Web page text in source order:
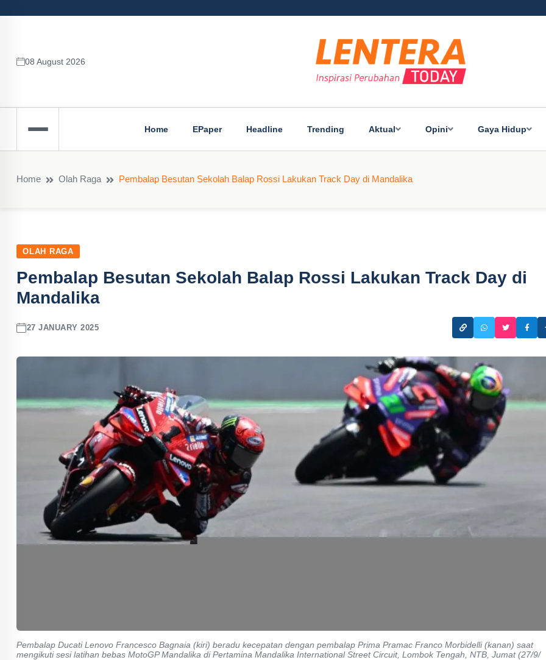
08 August 2026
Home EPaper Headline Trending Aktual Opini Gaya Hidup
Home Olah Raga Pembalap Besutan Sekolah Balap Rossi Lakukan Track Day di Mandalika
OLAH RAGA
Pembalap Besutan Sekolah Balap Rossi Lakukan Track Day di
Mandalika
27 JANUARY 2025
Pembalap Ducati Lenovo Francesco Bagnaia (kiri) beradu kecepatan dengan pembalap Prima Pramac Franco Morbidelli (kanan) saat
mengikuti sesi latihan bebas MotoGP Mandalika di Pertamina Mandalika International Street Circuit, Lombok Tengah, NTB, Jumat (27/9/